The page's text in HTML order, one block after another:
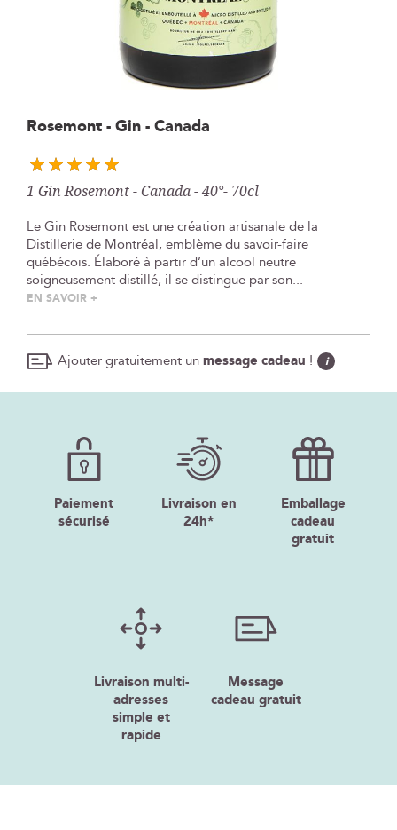
Skip
the
beginning
of
images
gallery
Rosemont - Gin - Canada
1 Gin Rosemont - Canada - 40°- 70cl
Le Gin Rosemont est une création artisanale de la
Distillerie de Montréal, emblème du savoir-faire
québécois. Élaboré à partir d’un alcool neutre
soigneusement distillé, il se distingue par son...
EN SAVOIR +
Ajouter gratuitement unmessage cadeau ! i
Paiement
sécurisé
Livraison en
24h*
Emballage
cadeau
gratuit
Livraison multi-
adresses
simple et
rapide
Message
cadeau gratuit